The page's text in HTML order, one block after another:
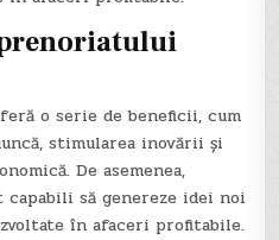
o serie de beneficii, cum
stimularea inovării și
De asemenea,
să genereze idei noi
în afaceri profitabile.